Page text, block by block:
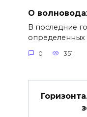
О
В последние
определенных
0 351